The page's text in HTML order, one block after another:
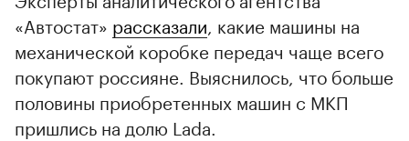
«Автостат» рассказали , какие машины на
механической коробке передач чаще всего
покупают россияне. Выяснилось, что больше
половины приобретенных машин с МКП
пришлись на долю Lada.